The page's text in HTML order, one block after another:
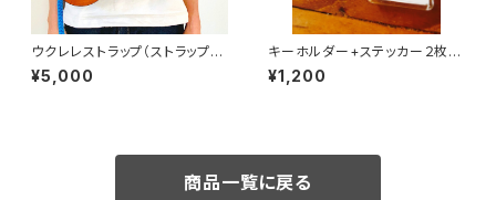
ウクレレストラップ（ストラップピ
ンなし）:単色
¥5,000
キーホルダー+ステッカー２枚セ
ット
¥1,200
商品一覧に戻る